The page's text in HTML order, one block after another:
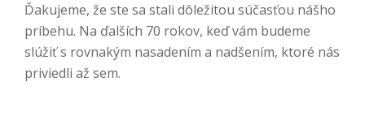
Ďakujeme, že ste sa stali dôležitou súčasťou nášho
príbehu. Na ďalších 70 rokov, keď vám budeme
slúžiť s rovnakým nasadením a nadšením, ktoré nás
priviedli až sem.